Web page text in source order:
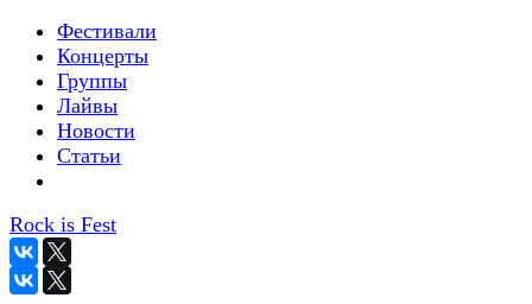
Фестивали
Концерты
Группы
Лайвы
Новости
Статьи
Rock is Fest